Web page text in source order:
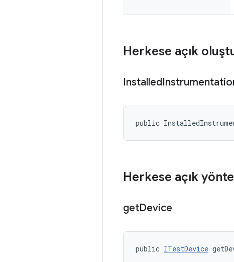
Herkese açık
Installed
public
Herkese açık
getDevice
public ITestDevice